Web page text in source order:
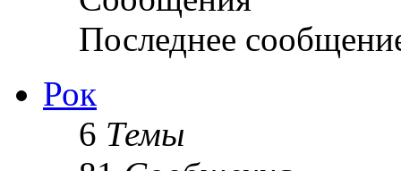
Последнее
Рок
6 Темы